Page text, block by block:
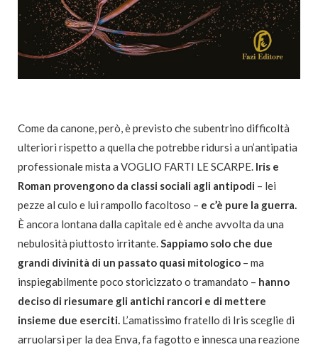
Come da canone, però, è previsto che subentrino difficoltà
ulteriori rispetto a quella che potrebbe ridursi a un’antipatia
professionale mista a VOGLIO FARTI LE SCARPE. Iris e
Roman provengono da classi sociali agli antipodi – lei
pezze al culo e lui rampollo facoltoso – e c’è pure la guerra.
È ancora lontana dalla capitale ed è anche avvolta da una
nebulosità piuttosto irritante.Sappiamo solo che due
grandi divinità di un passato quasi mitologico – ma
inspiegabilmente poco storicizzato o tramandato – hanno
deciso di riesumare gli antichi rancori e di mettere
insieme due eserciti. L’amatissimo fratello di Iris sceglie di
arruolarsi per la dea Enva, fa fagotto e innesca una reazione